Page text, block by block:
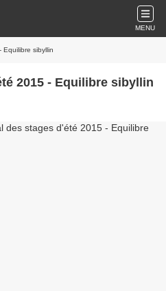
MENU
sibyllin
2015 - Equilibre sibyllin